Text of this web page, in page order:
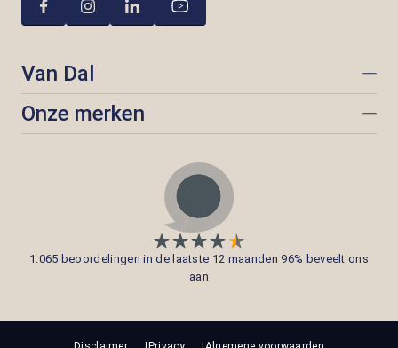
Van Dal
Onze merken
1.065 beoordelingen in de laatste 12 maanden 96% beveelt ons
aan